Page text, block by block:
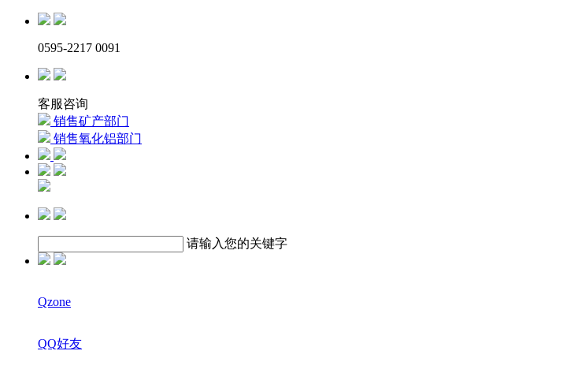
0595-2217 0091
客服咨询
销售矿产部门
销售氧化铝部门
请输入您的关键字
Qzone
QQ好友